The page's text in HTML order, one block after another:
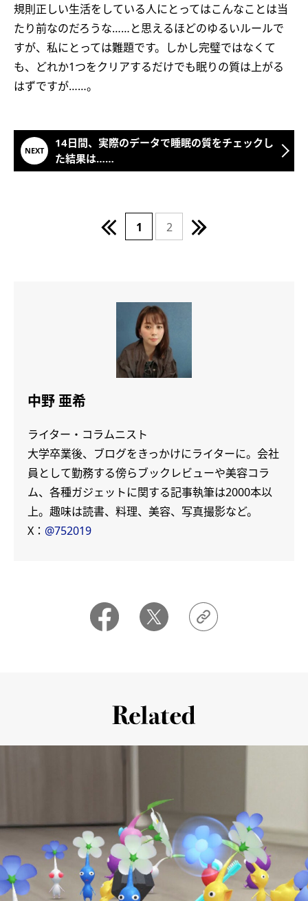
規則正しい生活をしている人にとってはこんなことは当
たり前なのだろうな……と思えるほどのゆるいルールで
すが、私にとっては難題です。しかし完璧ではなくて
も、どれか1つをクリアするだけでも眠りの質は上がる
はずですが……。
14日間、実際のデータで睡眠の質をチェックし
た結果は……
1 2
中野 亜希
ライター・コラムニスト
大学卒業後、ブログをきっかけにライターに。会社
員として勤務する傍らブックレビューや美容コラ
ム、各種ガジェットに関する記事執筆は2000本以
上。趣味は読書、料理、美容、写真撮影など。
X： @752019